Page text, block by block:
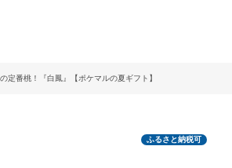
定番桃！『白鳳』【ポケマルの夏ギフト】
ふるさと納税可